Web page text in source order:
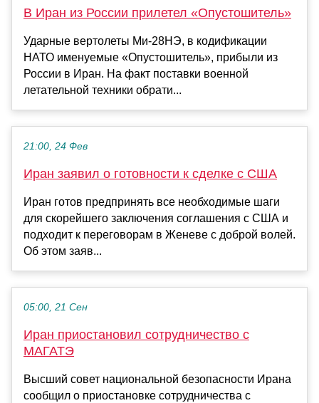
В Иран из России прилетел «Опустошитель»
Ударные вертолеты Ми-28НЭ, в кодификации
НАТО именуемые «Опустошитель», прибыли из
России в Иран. На факт поставки военной
летательной техники обрати...
21:00, 24 Фев
Иран заявил о готовности к сделке с США
Иран готов предпринять все необходимые шаги
для скорейшего заключения соглашения с США и
подходит к переговорам в Женеве с доброй волей.
Об этом заяв...
05:00, 21 Сен
Иран приостановил сотрудничество с
МАГАТЭ
Высший совет национальной безопасности Ирана
сообщил о приостановке сотрудничества с